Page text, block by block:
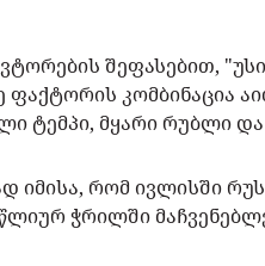
შეფასებით,
ფაქტორის კომბინაცია
ტემპი, მყარი რუბლი
იმისა, რომ ივლისში
ჭრილში